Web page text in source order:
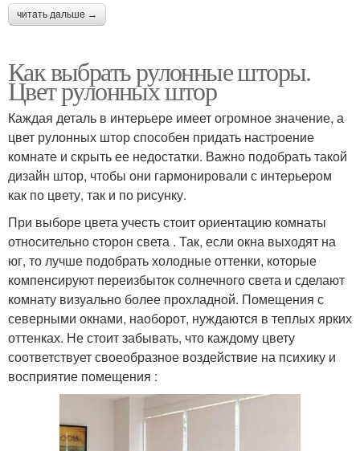
Шторы для детской
комнаты
Шторы в детскую
комнату
Кассетные шторы Шторы с пружиной
Ткань для римских
штор
читать дальше →
Как выбрать рулонные шторы.
Цвет рулонных штор
Каждая деталь в интерьере имеет огромное значение, а
цвет рулонных штор способен придать настроение
комнате и скрыть ее недостатки. Важно подобрать такой
дизайн штор, чтобы они гармонировали с интерьером
как по цвету, так и по рисунку.
При выборе цвета учесть стоит ориентацию комнаты
относительно сторон света . Так, если окна выходят на
юг, то лучше подобрать холодные оттенки, которые
компенсируют переизбыток солнечного света и сделают
комнату визуально более прохладной. Помещения с
северными окнами, наоборот, нуждаются в теплых ярких
оттенках. Не стоит забывать, что каждому цвету
соответствует своеобразное воздействие на психику и
восприятие помещения :